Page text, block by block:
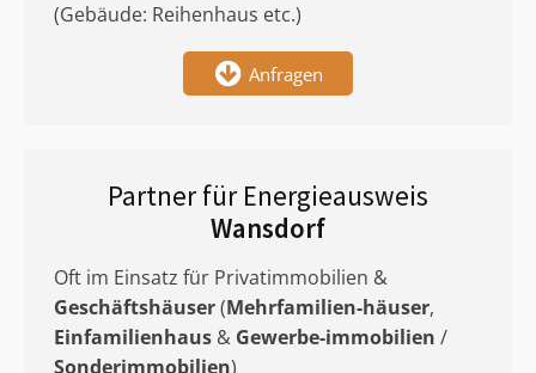
(Gebäude: Reihenhaus etc.)
Anfragen
Partner für Energieausweis
Wansdorf
Oft im Einsatz für Privatimmobilien &
Geschäftshäuser(Mehrfamilien-häuser,
Einfamilienhaus & Gewerbe-immobilien /
Sonderimmobilien)